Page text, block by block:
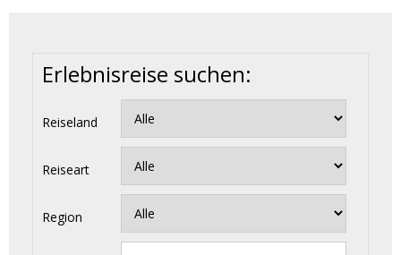
Erlebnisreise suchen:
Reiseland
Reiseart
Region